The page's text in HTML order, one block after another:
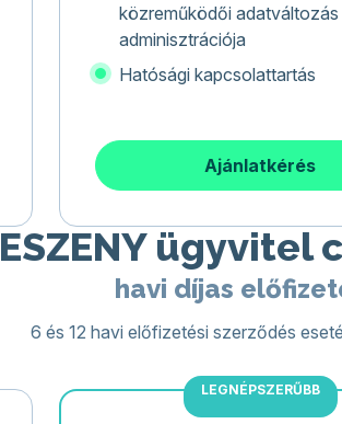
közreműködői adatváltozás
adminisztrációja
Hatósági kapcsolattartás
Ajánlatkérés
ESZENY ügyvitel
havi díjas
6 és 12 havi előfizetési szerződés
LEGNÉPSZERŰBB